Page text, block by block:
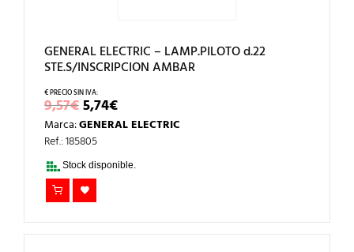
GENERAL ELECTRIC – LAMP.PILOTO d.22
STE.S/INSCRIPCION AMBAR
9,57€EL
PRECIO
ORIGINAL
ERA:
9,57€.
5,74€EL
PRECIO
ACTUAL
5,74€.
Marca:GENERAL ELECTRIC
Ref.: 185805
Stock disponible.